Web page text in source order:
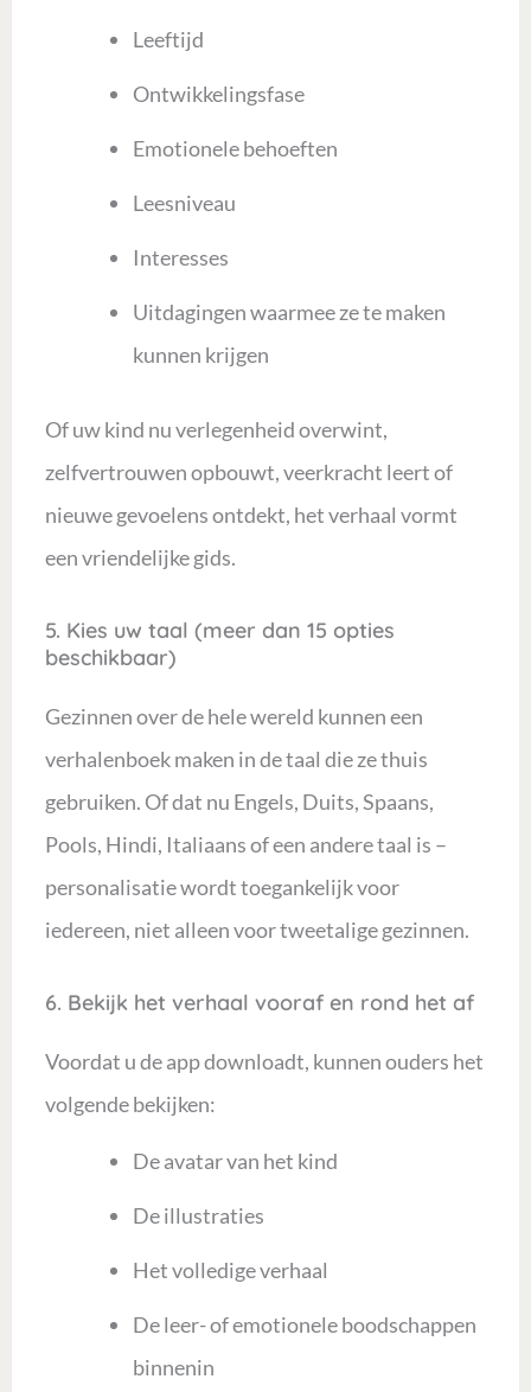
Leeftijd
Ontwikkelingsfase
Emotionele behoeften
Leesniveau
Interesses
Uitdagingen waarmee ze te maken
kunnen krijgen
Of uw kind nu verlegenheid overwint,
zelfvertrouwen opbouwt, veerkracht leert of
nieuwe gevoelens ontdekt, het verhaal vormt
een vriendelijke gids.
5. Kies uw taal (meer dan 15 opties
beschikbaar)
Gezinnen over de hele wereld kunnen een
verhalenboek maken in de taal die ze thuis
gebruiken. Of dat nu Engels, Duits, Spaans,
Pools, Hindi, Italiaans of een andere taal is –
personalisatie wordt toegankelijk voor
iedereen, niet alleen voor tweetalige gezinnen.
6. Bekijk het verhaal vooraf en rond het af
Voordat u de app downloadt, kunnen ouders het
volgende bekijken:
De avatar van het kind
De illustraties
Het volledige verhaal
De leer- of emotionele boodschappen
binnenin